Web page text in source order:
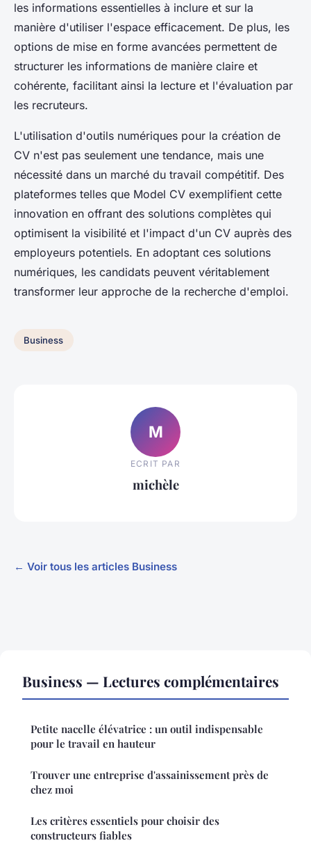
les informations essentielles à inclure et sur la
manière d'utiliser l'espace efficacement. De plus, les
options de mise en forme avancées permettent de
structurer les informations de manière claire et
cohérente, facilitant ainsi la lecture et l'évaluation par
les recruteurs.
L'utilisation d'outils numériques pour la création de
CV n'est pas seulement une tendance, mais une
nécessité dans un marché du travail compétitif. Des
plateformes telles que Model CV exemplifient cette
innovation en offrant des solutions complètes qui
optimisent la visibilité et l'impact d'un CV auprès des
employeurs potentiels. En adoptant ces solutions
numériques, les candidats peuvent véritablement
transformer leur approche de la recherche d'emploi.
Business
M
ECRIT PAR
michèle
← Voir tous les articles Business
Business — Lectures complémentaires
Petite nacelle élévatrice : un outil indispensable
pour le travail en hauteur
Trouver une entreprise d'assainissement près de
chez moi
Les critères essentiels pour choisir des
constructeurs fiables